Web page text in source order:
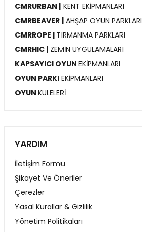
CMRURBAN | KENT EKİPMANLARI
CMRBEAVER | AHŞAP OYUN PARKLARI
CMRROPE | TIRMANMA PARKLARI
CMRHIC | ZEMİN UYGULAMALARI
KAPSAYICI OYUN EKİPMANLARI
OYUN PARKIEKİPMANLARI
OYUN KULELERİ
YARDIM
İletişim Formu
Şikayet Ve Öneriler
Çerezler
Yasal Kurallar & Gizlilik
Yönetim Politikaları